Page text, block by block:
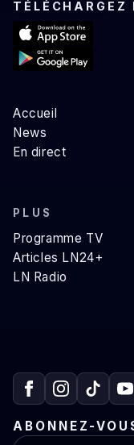
TÉLÉCHARGEZ
Accueil
News
En direct
PLUS
Programme TV
Articles LN24+
LN Radio
ABONNEZ-